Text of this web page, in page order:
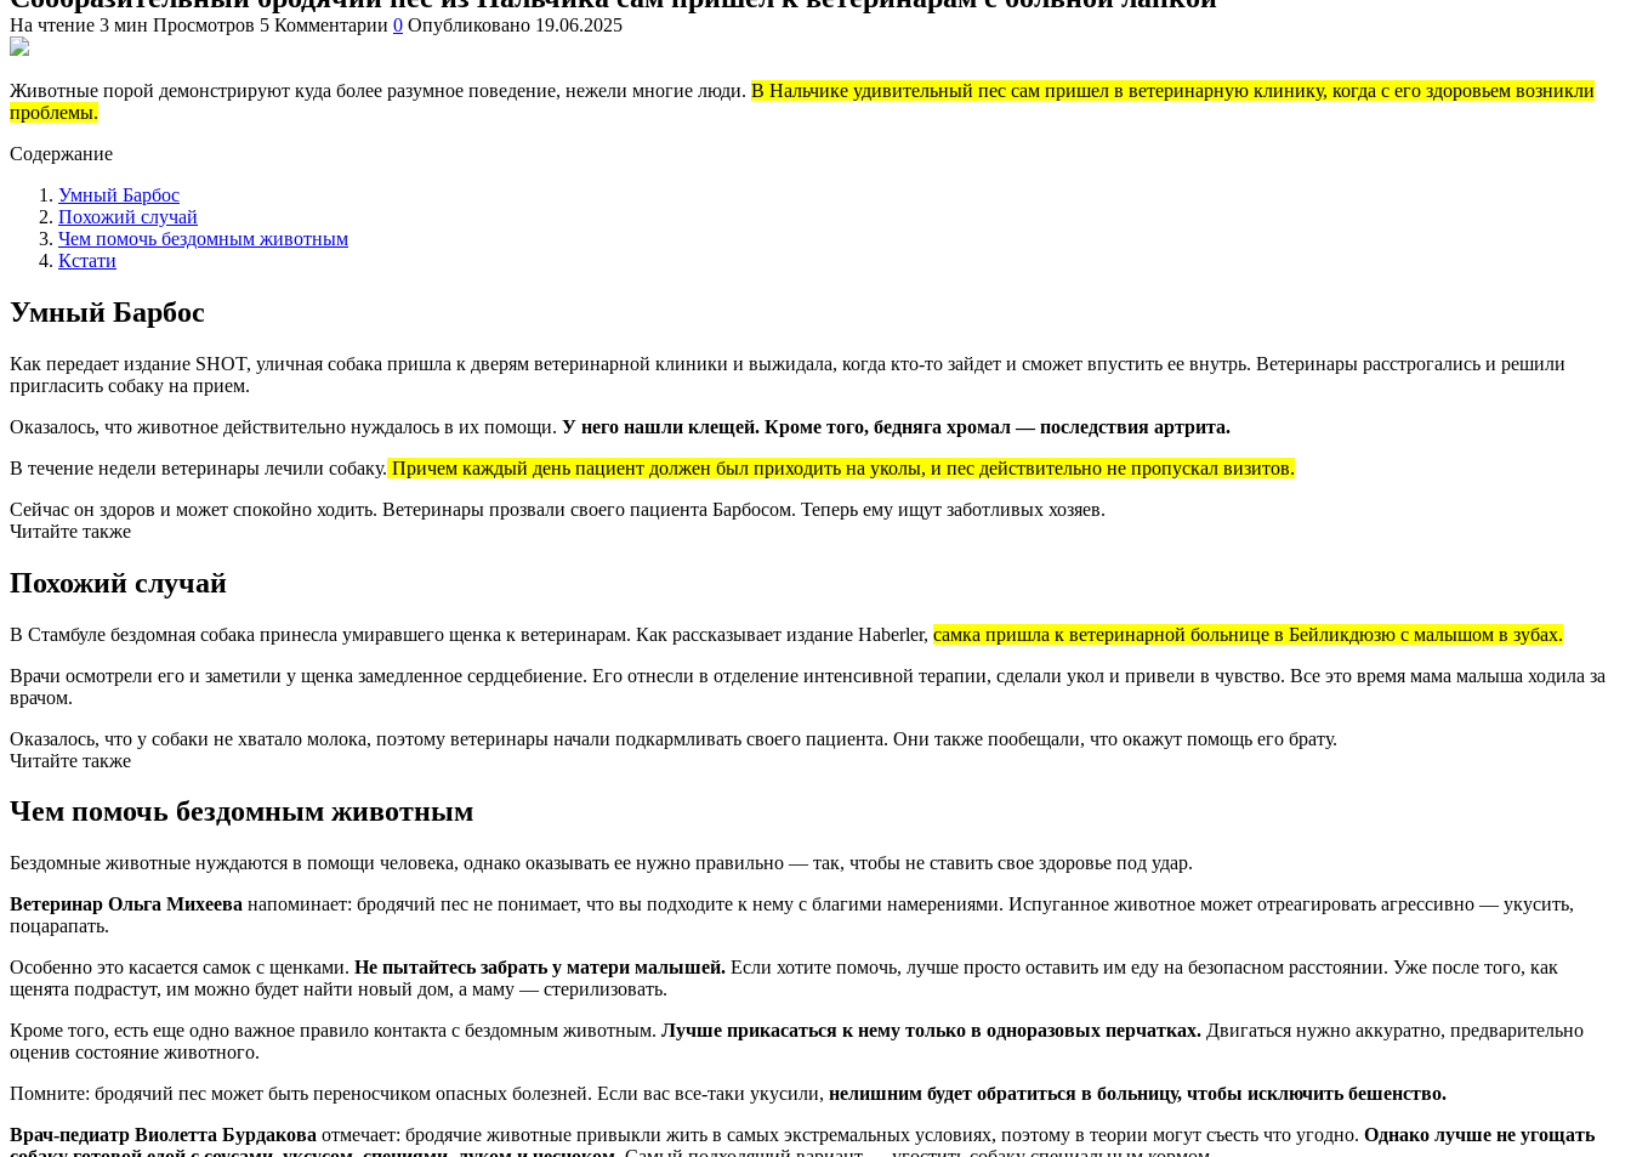
На чтение 3 мин Просмотров 5 Комментарии 0 Опубликовано 19.06.2025
Животные порой демонстрируют куда более разумное поведение, нежели многие люди. В Нальчике удивительный пес сам пришел в ветеринарную клинику, когда с его здоровьем возникли
проблемы.
Содержание
Умный Барбос
Похожий случай
Чем помочь бездомным животным
Кстати
Умный Барбос
Как передает издание SHOT, уличная собака пришла к дверям ветеринарной клиники и выжидала, когда кто-то зайдет и сможет впустить ее внутрь. Ветеринары расстрогались и решили
пригласить собаку на прием.
Оказалось, что животное действительно нуждалось в их помощи. У него нашли клещей. Кроме того, бедняга хромал — последствия артрита.
В течение недели ветеринары лечили собаку. Причем каждый день пациент должен был приходить на уколы, и пес действительно не пропускал визитов.
Сейчас он здоров и может спокойно ходить. Ветеринары прозвали своего пациента Барбосом. Теперь ему ищут заботливых хозяев.
Читайте также
Похожий случай
В Стамбуле бездомная собака принесла умиравшего щенка к ветеринарам. Как рассказывает издание Haberler, самка пришла к ветеринарной больнице в Бейликдюзю с малышом в зубах.
Врачи осмотрели его и заметили у щенка замедленное сердцебиение. Его отнесли в отделение интенсивной терапии, сделали укол и привели в чувство. Все это время мама малыша ходила за
врачом.
Оказалось, что у собаки не хватало молока, поэтому ветеринары начали подкармливать своего пациента. Они также пообещали, что окажут помощь его брату.
Читайте также
Чем помочь бездомным животным
Бездомные животные нуждаются в помощи человека, однако оказывать ее нужно правильно — так, чтобы не ставить свое здоровье под удар.
Ветеринар Ольга Михеева напоминает: бродячий пес не понимает, что вы подходите к нему с благими намерениями. Испуганное животное может отреагировать агрессивно — укусить,
поцарапать.
Особенно это касается самок с щенками. Не пытайтесь забрать у матери малышей. Если хотите помочь, лучше просто оставить им еду на безопасном расстоянии. Уже после того, как
щенята подрастут, им можно будет найти новый дом, а маму — стерилизовать.
Кроме того, есть еще одно важное правило контакта с бездомным животным. Лучше прикасаться к нему только в одноразовых перчатках. Двигаться нужно аккуратно, предварительно
оценив состояние животного.
Помните: бродячий пес может быть переносчиком опасных болезней. Если вас все-таки укусили, нелишним будет обратиться в больницу, чтобы исключить бешенство.
Врач-педиатр Виолетта Бурдакова отмечает: бродячие животные привыкли жить в самых экстремальных условиях, поэтому в теории могут съесть что угодно. Однако лучше не угощать